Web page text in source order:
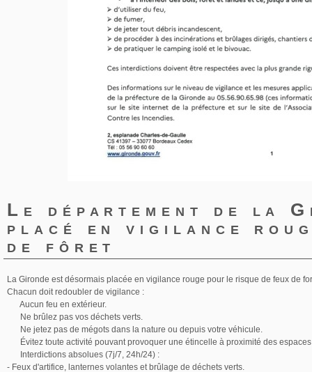
Le département de la
placé en vigilance
de fôret
La Gironde est désormais placée en vigilance rouge pour le risque de feux de
Chacun doit redoubler de vigilance :
Aucun feu en extérieur.
Ne brûlez pas vos déchets verts.
Ne jetez pas de mégots dans la nature ou depuis votre véhicule.
Évitez toute activité pouvant provoquer une étincelle à proximité des
Interdictions absolues (7j/7, 24h/24) :
- Feux d'artifice, lanternes volantes et brûlage de déchets verts.